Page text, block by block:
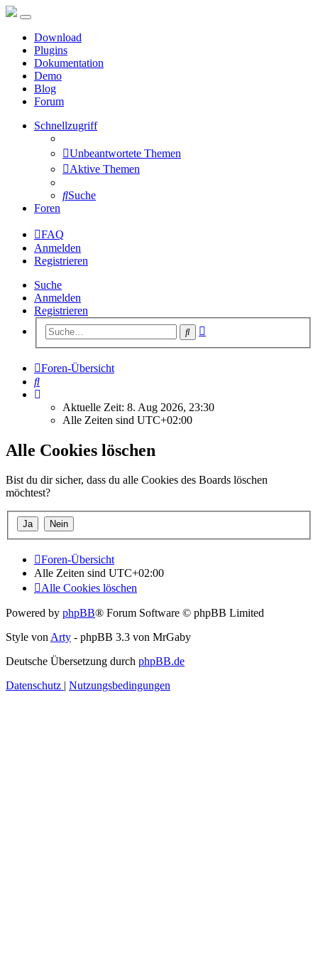
Download
Plugins
Dokumentation
Demo
Blog
Forum
Schnellzugriff
Unbeantwortete Themen
Aktive Themen
Suche
Foren
FAQ
Anmelden
Registrieren
Suche
Anmelden
Registrieren
Suche
Foren-Übersicht
Suche
Aktuelle Zeit: 8. Aug 2026, 23:30
Alle Zeiten sind UTC+02:00
Alle Cookies löschen
Bist du dir sicher, dass du alle Cookies des Boards löschen
möchtest?
Foren-Übersicht
Alle Zeiten sind UTC+02:00
Alle Cookies löschen
Powered by phpBB® Forum Software © phpBB Limited
Style von Arty - phpBB 3.3 von MrGaby
Deutsche Übersetzung durch phpBB.de
Datenschutz | Nutzungsbedingungen